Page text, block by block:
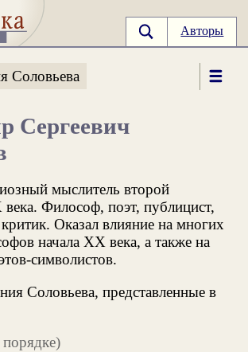
Авторы
Соловьева
Сергеевич
мыслитель второй
Философ, поэт, публицист,
Оказал влияние на многих
начала XX века, а также на
символистов.
Соловьева, представленные в